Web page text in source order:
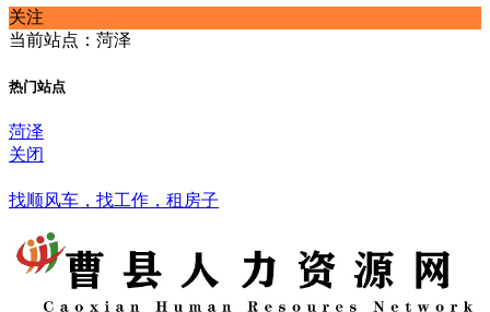
关注
当前站点：菏泽
热门站点
菏泽
关闭
找顺风车，找工作，租房子